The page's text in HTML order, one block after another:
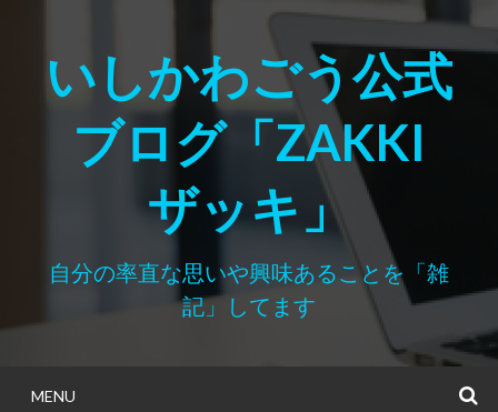
contentいしかわごう公式
ブログ「ZAKKI
ザッキ」
自分の率直な思いや興味あることを「雑
記」してます
MENU